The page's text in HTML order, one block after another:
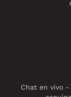
Chat en vivo